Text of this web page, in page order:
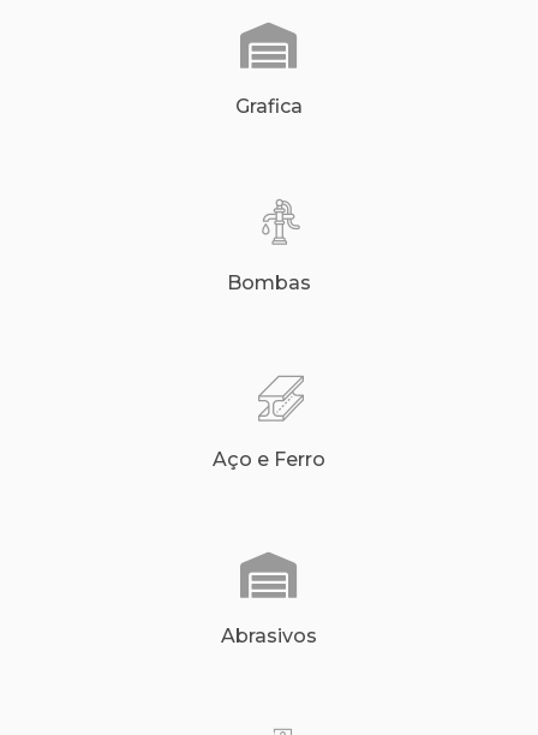
Grafica
Bombas
Aço e Ferro
Abrasivos